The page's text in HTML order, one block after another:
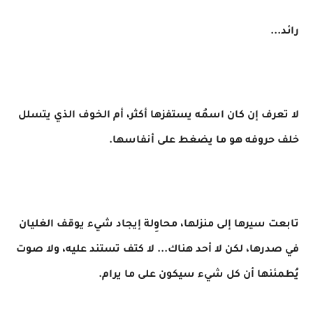
رائد...
لا تعرف إن كان اسمُه يستفزها أكثر، أم الخوف الذي يتسلل
خلف حروفه هو ما يضغط على أنفاسها.
تابعت سيرها إلى منزلها، محاوِلة إيجاد شيء يوقف الغليان
في صدرها، لكن لا أحد هناك... لا كتف تستند عليه، ولا صوت
يُطمئنها أن كل شيء سيكون على ما يرام.